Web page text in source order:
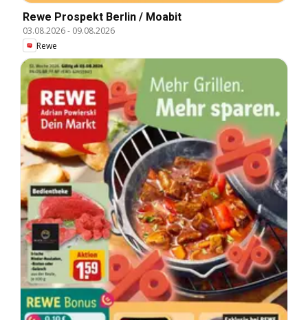
Rewe Prospekt Berlin / Moabit
03.08.2026- 09.08.2026
Rewe